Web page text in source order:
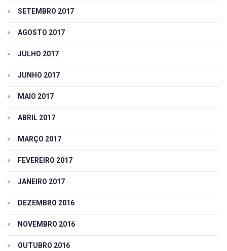
SETEMBRO 2017
AGOSTO 2017
JULHO 2017
JUNHO 2017
MAIO 2017
ABRIL 2017
MARÇO 2017
FEVEREIRO 2017
JANEIRO 2017
DEZEMBRO 2016
NOVEMBRO 2016
OUTUBRO 2016